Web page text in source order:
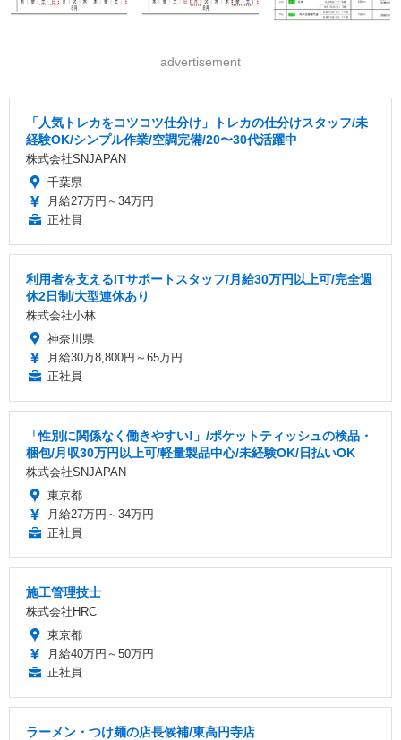
advertisement
「人気トレカをコツコツ仕分け」トレカの仕分けスタッフ/未
経験OK/シンプル作業/空調完備/20〜30代活躍中
株式会社SNJAPAN
千葉県
月給27万円～34万円
正社員
利用者を支えるITサポートスタッフ/月給30万円以上可/完全週
休2日制/大型連休あり
株式会社小林
神奈川県
月給30万8,800円～65万円
正社員
「性別に関係なく働きやすい!」/ポケットティッシュの検品・
梱包/月収30万円以上可/軽量製品中心/未経験OK/日払いOK
株式会社SNJAPAN
東京都
月給27万円～34万円
正社員
施工管理技士
株式会社HRC
東京都
月給40万円～50万円
正社員
ラーメン・つけ麺の店長候補/東高円寺店